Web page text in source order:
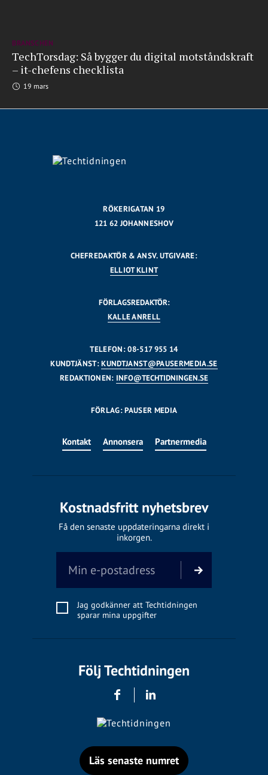
BRANSCHEN
TechTorsdag: Så bygger du digital motståndskraft
– it-chefens checklista
19 mars
RÖKERIGATAN 19
121 62 JOHANNESHOV
CHEFREDAKTÖR & ANSV. UTGIVARE:
ELLIOT KLINT
FÖRLAGSREDAKTÖR:
KALLE ANRELL
TELEFON: 08-517 955 14
KUNDTJÄNST:KUNDTJANST@PAUSERMEDIA.SE
REDAKTIONEN: INFO@TECHTIDNINGEN.SE
FÖRLAG: PAUSER MEDIA
Kontakt Annonsera Partnermedia
Kostnadsfritt nyhetsbrev
Få den senaste uppdateringarna direkt i
inkorgen.
Jag godkänner att Techtidningen
sparar mina uppgifter
Följ Techtidningen
Läs senaste numret